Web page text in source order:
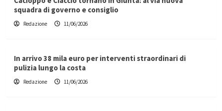
squadra di governo e consiglio
Redazione 11/06/2026
In arrivo 38 mila euro per interventi straordinari di
pulizia lungo la costa
Redazione 11/06/2026